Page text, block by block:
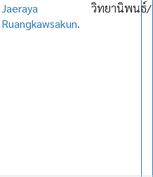
Jaeraya
Ruangkawsakun.
วิทยานิพนธ์/